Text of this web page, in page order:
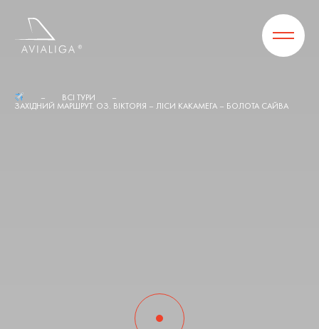
ВСІ ТУРИ
ЗАХІДНИЙ МАРШРУТ. ОЗ. ВІКТОРІЯ – ЛІСИ КАКАМЕГА – БОЛОТА САЙВА